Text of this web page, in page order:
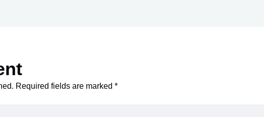
Required fields are marked *